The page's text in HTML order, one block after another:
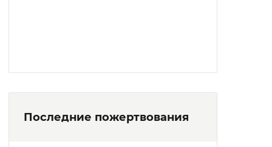
Последние пожертвования